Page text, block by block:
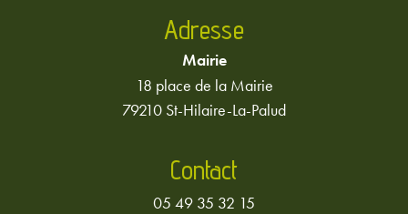
Adresse
Mairie
18 place de la Mairie
79210 St-Hilaire-La-Palud
Contact
05 49 35 32 15